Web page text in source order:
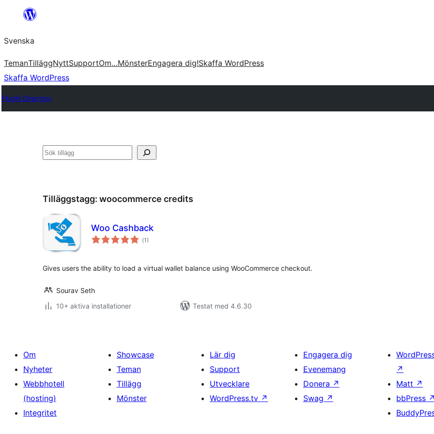
Hoppa
innehåll
Svenska
TemanTilläggNyttSupportOm…MönsterEngagera dig!Skaffa WordPress
Skaffa WordPress
Plugin Directory
Sök
Tilläggstagg: woocommerce credits
Woo Cashback
(Totalt
antal
1)
Gives users the ability to load a virtual wallet balance using WooCommerce checkout.
Sourav Seth
10+ aktiva installationer
Testat med 4.6.30
Om
Nyheter
Webbhotell
(hosting)
Integritet
Showcase
Teman
Tillägg
Mönster
Lär dig
Support
Utvecklare
WordPress.tv ↗
Engagera dig
Evenemang
Donera ↗
Swag ↗
↗
Matt ↗
bbPress ↗